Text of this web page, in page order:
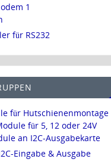
1
für RS232
für Hutschienenmontage
für 5, 12 oder 24V
an I2C-Ausgabekarte
Eingabe & Ausgabe